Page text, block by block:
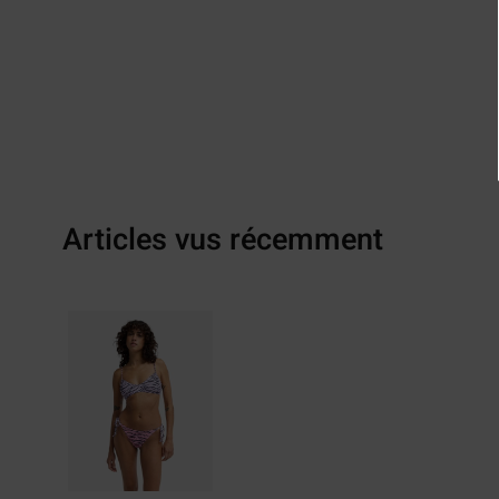
Articles vus récemment